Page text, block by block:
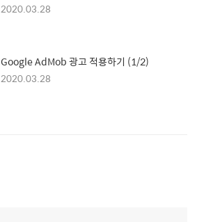
2020.03.28
Google AdMob 광고 적용하기 (1/2)
2020.03.28